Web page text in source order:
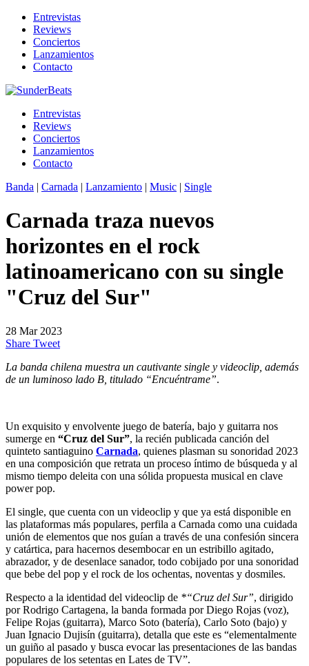
Entrevistas
Reviews
Conciertos
Lanzamientos
Contacto
Entrevistas
Reviews
Conciertos
Lanzamientos
Contacto
Banda | Carnada | Lanzamiento | Music | Single
Carnada traza nuevos
horizontes en el rock
latinoamericano con su single
"Cruz del Sur"
28 Mar 2023
Share Tweet
La banda chilena muestra un cautivante single y videoclip, además
de un luminoso lado B, titulado “Encuéntrame”.
Un exquisito y envolvente juego de batería, bajo y guitarra nos
sumerge en “Cruz del Sur”, la recién publicada canción del
quinteto santiaguino Carnada, quienes plasman su sonoridad 2023
en una composición que retrata un proceso íntimo de búsqueda y al
mismo tiempo deleita con una sólida propuesta musical en clave
power pop.
El single, que cuenta con un videoclip y que ya está disponible en
las plataformas más populares, perfila a Carnada como una cuidada
unión de elementos que nos guían a través de una confesión sincera
y catártica, para hacernos desembocar en un estribillo agitado,
abrazador, y de desenlace sanador, todo cobijado por una sonoridad
que bebe del pop y el rock de los ochentas, noventas y dosmiles.
Respecto a la identidad del videoclip de *“Cruz del Sur”, dirigido
por Rodrigo Cartagena, la banda formada por Diego Rojas (voz),
Felipe Rojas (guitarra), Marco Soto (batería), Carlo Soto (bajo) y
Juan Ignacio Dujisín (guitarra), detalla que este es “elementalmente
un guiño al pasado y busca evocar las presentaciones de las bandas
populares de los setentas en Lates de TV”.